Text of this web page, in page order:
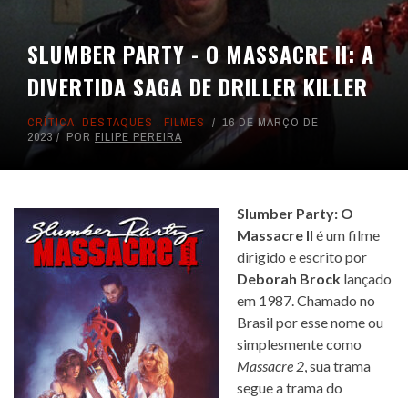
SLUMBER PARTY - O MASSACRE II: A
DIVERTIDA SAGA DE DRILLER KILLER
CRÍTICA, DESTAQUES , FILMES
16 DE MARÇO DE
2023
POR FILIPE PEREIRA
Slumber Party: O
Massacre II é um filme
dirigido e escrito por
Deborah Brock lançado
em 1987. Chamado no
Brasil por esse nome ou
simplesmente como
Massacre 2, sua trama
segue a trama do